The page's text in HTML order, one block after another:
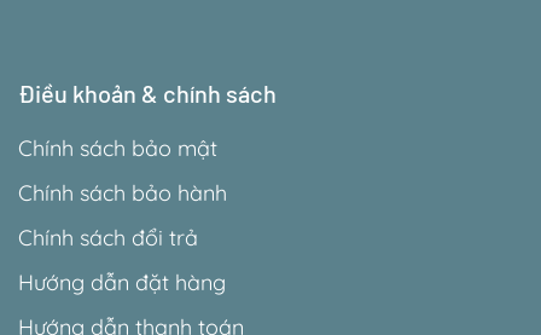
Điều khoản & chính sách
Chính sách bảo mật
Chính sách bảo hành
Chính sách đổi trả
Hướng dẫn đặt hàng
Hướng dẫn thanh toán